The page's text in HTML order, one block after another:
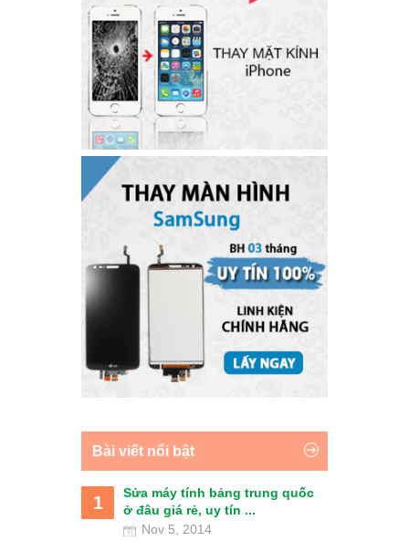
Bài viết nổi bật
1
Sửa máy tính bảng trung quốc
ở đâu giá rẻ, uy tín ...
Nov 5, 2014